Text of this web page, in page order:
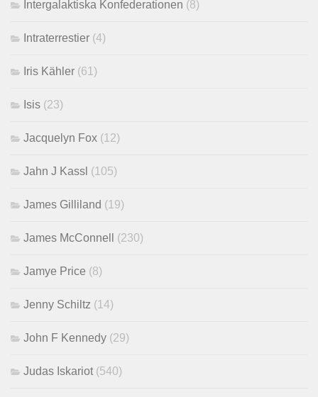
Intergalaktiska Konfederationen (8)
Intraterrestier (4)
Iris Kähler (61)
Isis (23)
Jacquelyn Fox (12)
Jahn J Kassl (105)
James Gilliland (19)
James McConnell (230)
Jamye Price (8)
Jenny Schiltz (14)
John F Kennedy (29)
Judas Iskariot (540)